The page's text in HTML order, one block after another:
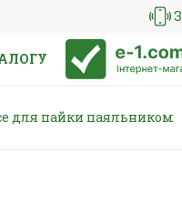
для пайки паяльником